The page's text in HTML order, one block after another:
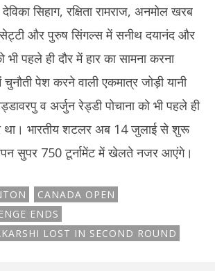
सिहाग, रक्षिता रामराज, अनमोल खरब
और पुरुष सिंगल्स में सनीथ दयानंद और
पहले ही दौर में हार का सामना करना
पेश करने वाली एकमात्र जोड़ी यानी
व अर्जुन रेड्डी पोचाना को भी पहले ही
था। भारतीय शटलर अब 14 जुलाई से शुरू
सुपर 750 टूर्नामेंट में खेलते नजर आएंगे।
CANADA OPEN
ENDS
LOST IN SECOND ROUND